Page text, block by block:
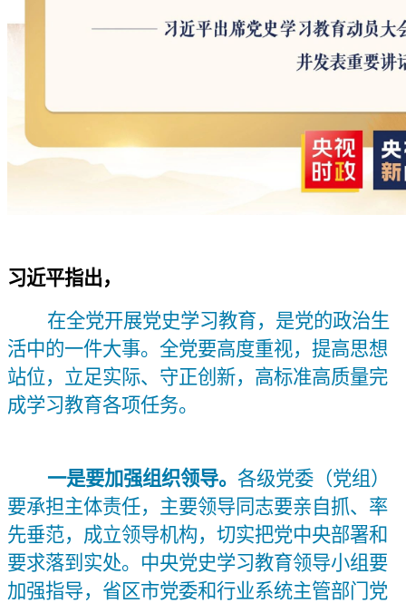
习近平指出，
在全党开展党史学习教育，是党的政治生
活中的一件大事。全党要高度重视，提高思想
站位，立足实际、守正创新，高标准高质量完
成学习教育各项任务。
一是要加强组织领导。 各级党委（党组）
要承担主体责任，主要领导同志要亲自抓、率
先垂范，成立领导机构，切实把党中央部署和
要求落到实处。中央党史学习教育领导小组要
加强指导，省区市党委和行业系统主管部门党